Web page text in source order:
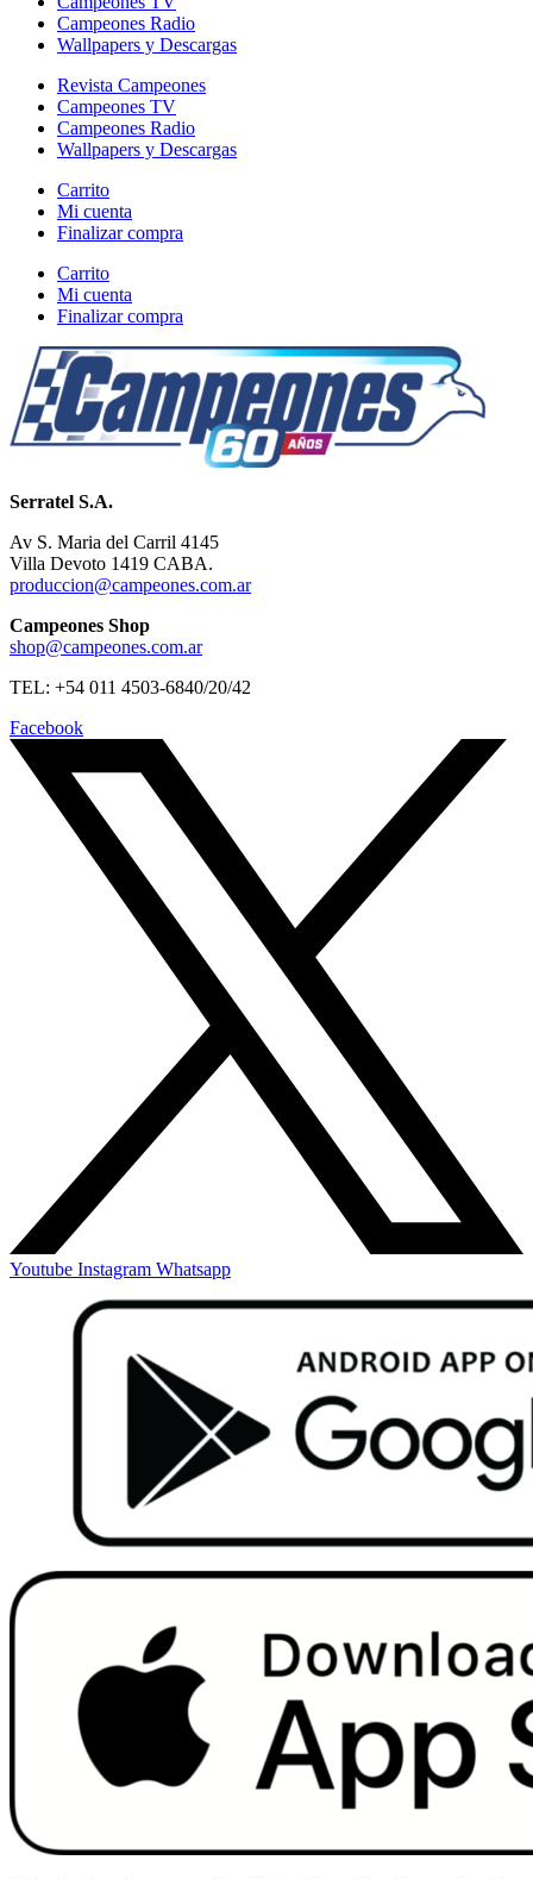
Campeones Radio
Wallpapers y Descargas
Revista Campeones
Campeones TV
Campeones Radio
Wallpapers y Descargas
Carrito
Mi cuenta
Finalizar compra
Carrito
Mi cuenta
Finalizar compra
Serratel S.A.
Av S. Maria del Carril 4145
Villa Devoto 1419 CABA.
produccion@campeones.com.ar
Campeones Shop
shop@campeones.com.ar
TEL: +54 011 4503-6840/20/42
Facebook
Youtube Instagram Whatsapp